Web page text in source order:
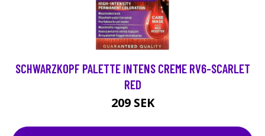
SCHWARZKOPF PALETTE INTENS CREME RV6-SCARLET
RED
209 SEK